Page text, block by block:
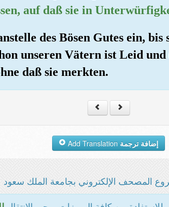
auf daß sie in
des Bösen Gutes ein, bis
unseren Vätern ist Leid
daß sie merkten.
إضافة ترجمة
المصحف الإلكتروني بجامعة الملك سعود